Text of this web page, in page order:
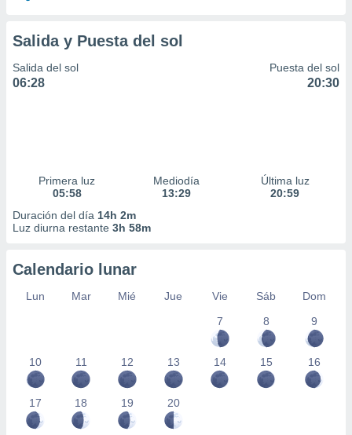
Salida y Puesta del sol
Salida del sol
06:28
Puesta del sol
20:30
Primera luz
05:58
Mediodía
13:29
Última luz
20:59
Duración del día 14h 2m
Luz diurna restante 3h 58m
Calendario lunar
Lun Mar Mié Jue Vie Sáb
Dom
7
8 9
10 11 12 13 14 15 16
17 18 19 20